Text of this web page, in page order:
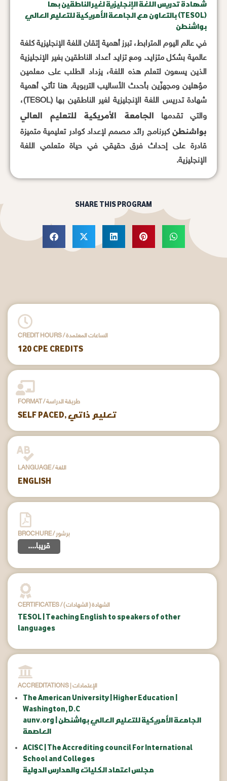
شهادة تدريس اللغة الإنجليزية لغير الناطقين بها
(TESOL) بالتعاون مع الجامعة الأمريكية للتعليم العالي
بواشنطن
في عالم اليوم المترابط، تبرز أهمية إتقان اللغة الإنجليزية كلغة
عالمية بشكل متزايد. ومع تزايد أعداد الناطقين بغير الإنجليزية
الذين يسعون لتعلم هذه اللغة، يزداد الطلب على معلمين
مؤهلين ومجهزّين بأحدث الأساليب التربوية. هنا تأتي أهمية
شهادة تدريس اللغة الإنجليزية لغير الناطقين بها (TESOL)،
والتي تقدمها الجامعة الأمريكية للتعليم العالي
بواشنطن كبرنامج رائد مصمم لإعداد كوادر تعليمية متميزة
قادرة على إحداث فرق حقيقي في حياة متعلمي اللغة
الإنجليزية.
SHARE THIS PROGRAM
CREDIT HOURS / الساعات المعتمدة
120 CPE CREDITS
FORMAT / طريقة الدراسة
SELF PACED, تعليم ذاتي
LANGUAGE / اللغة
ENGLISH
BROCHURE / برشور
....قريبا
CERTIFICATES / ( الشهادات ) الشهادة
TESOL | Teaching English to speakers of other
languages
ACCREDITATIONS | الإعتمادات
The American University | Higher Education |
Washington, D.C
aunv.org | الجامعة الأمريكية للتعليم العالي بواشنطن
العاصمة
ACISC | The Accrediting council For International
School and Colleges
مجلس اعتماد الكليات والمدارس الدولية